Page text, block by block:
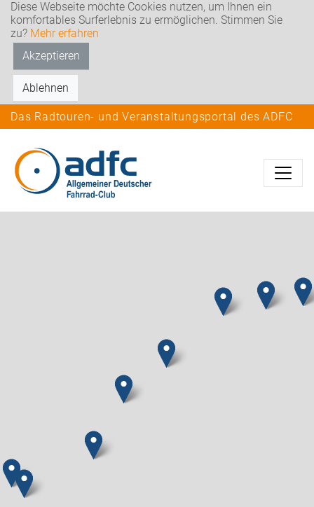
Diese Webseite möchte Cookies nutzen, um Ihnen ein
komfortables Surferlebnis zu ermöglichen. Stimmen Sie
zu? Mehr erfahren
Akzeptieren
Ablehnen
Das Radtouren- und Veranstaltungsportal des ADFC